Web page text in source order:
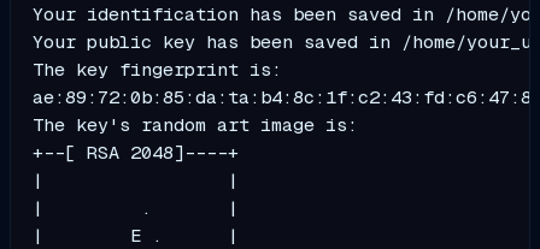
Your identification has been saved in /home/
Your public key has been saved in /home/
The key fingerprint is:
The key's random art image is:
+--[ RSA 2048]----+
|                 |
|         .       |
|        E .      |